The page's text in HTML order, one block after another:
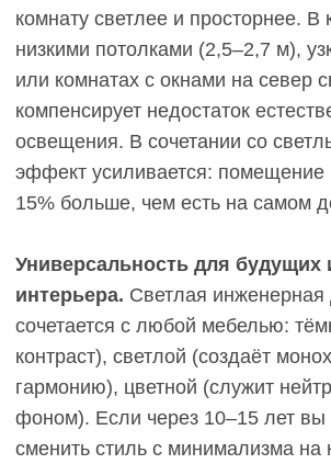
В прихожей или коридоре, где концентрация
загрязнений максимальна, тёмный пол может
быть практичнее светлого именно по этому
Создаёт благородную, камерную атмосферу.
Графитовый дуб или шоколадный оттенок
придают интерьеру глубину, серьёзность,
элегантность. В больших гостиных с высокими
потолками, кабинетах, библиотеках тёмный пол
сделать интерьер запоминающимся.
Контрастирует со светлой мебелью.
Тёмный
пол и светлые стены/мебель — классическое
сочетание, которое создаёт чёткую графику в
пространстве. Белые кухонные фасады, светлые
диваны, молочные стены на фоне графитового
дуба выглядят выразительно и стильно.